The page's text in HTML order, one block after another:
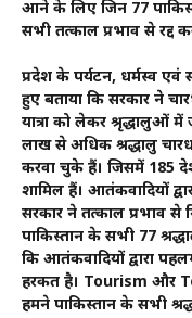
आने के लिए जिन 77
सभी तत्काल प्रभाव से रद्द
प्रदेश के पर्यटन, धर्मस्व एवं
हुए बताया कि सरकार ने
यात्रा को लेकर श्रृद्धालुओं
लाख से अधिक श्रद्धालु
करवा चुके हैं। जिसमें 185
शामिल हैं। आतंकवादियों
सरकार ने तत्काल प्रभाव से
पाकिस्तान के सभी 77
कि आतंकवादियों द्वारा
हरकत है। Tourism और
हमने पाकिस्तान के सभी